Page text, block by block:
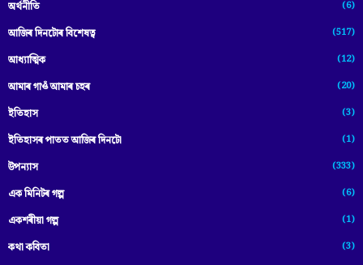
অৰ্থনীতি (6)
আজিৰ দিনটোৰ বিশেষত্ব (517)
আধ্যাত্মিক (12)
আমাৰ গাওঁ আমাৰ চহৰ (20)
ইতিহাস (3)
ইতিহাসৰ পাতত আজিৰ দিনটো (1)
উপন্যাস (333)
এক মিনিটৰ গল্প (6)
একশৰীয়া গল্প (1)
কথা কবিতা (3)